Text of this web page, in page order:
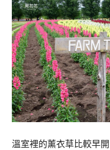
溫室裡的薰衣草比較早開